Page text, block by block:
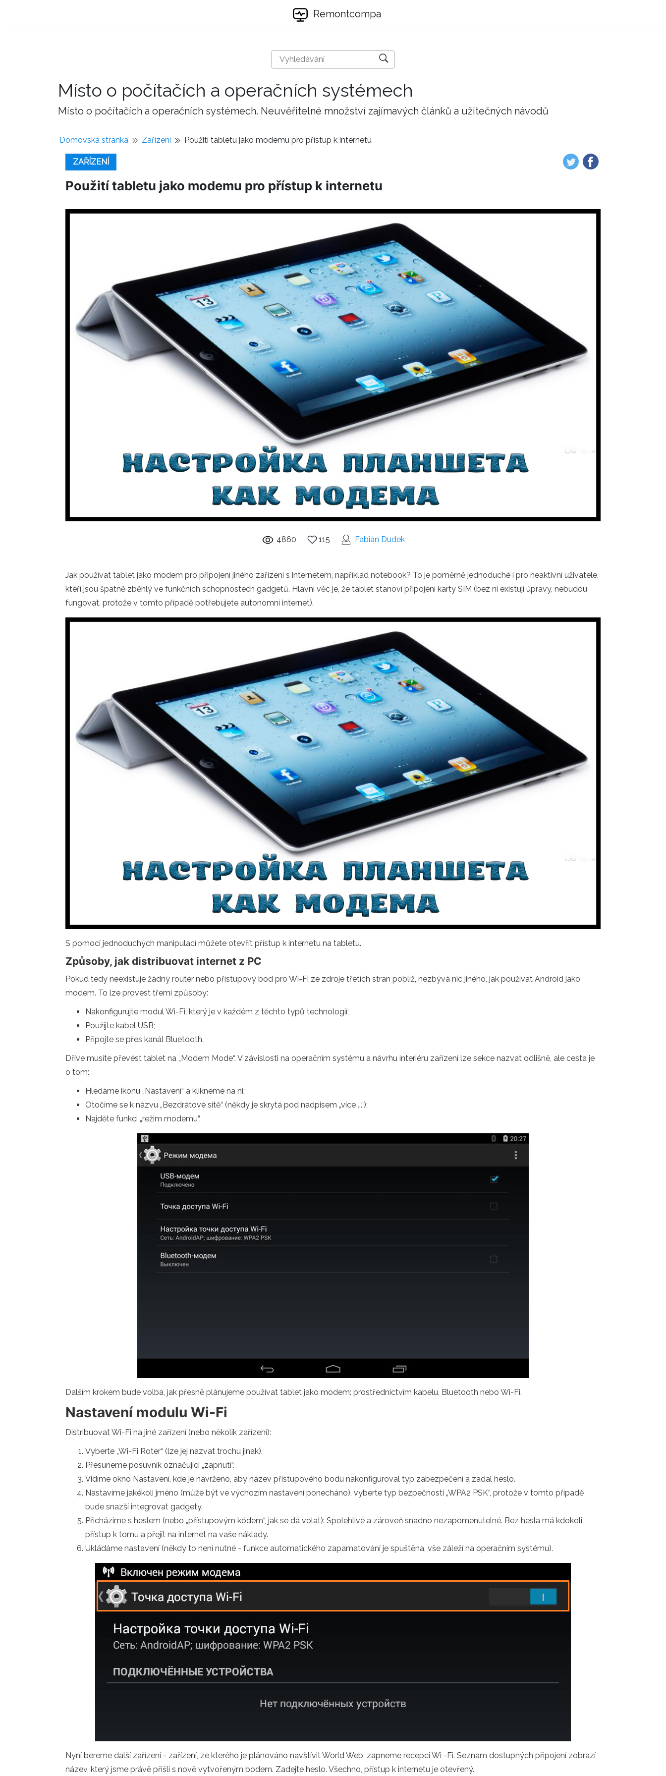
Remontcompa
Místo o počítačích a operačních systémech
Místo o počítačích a operačních systémech. Neuvěřitelné množství zajímavých článků a užitečných návodů
Domovská stránka Zařízení Použití tabletu jako modemu pro přístup k internetu
ZAŘÍZENÍ
Použití tabletu jako modemu pro přístup k internetu
4860 115 Fabián Dudek
Jak používat tablet jako modem pro připojení jiného zařízení s internetem, například notebook? To je poměrně jednoduché i pro neaktivní uživatele,
kteří jsou špatně zběhlý ve funkčních schopnostech gadgetů. Hlavní věc je, že tablet stanoví připojení karty SIM (bez ní existují úpravy, nebudou
fungovat, protože v tomto případě potřebujete autonomní internet).
S pomocí jednoduchých manipulací můžete otevřít přístup k internetu na tabletu.
Způsoby, jak distribuovat internet z PC
Pokud tedy neexistuje žádný router nebo přístupový bod pro Wi-Fi ze zdroje třetích stran poblíž, nezbývá nic jiného, ​​jak používat Android jako
modem. To lze provést třemi způsoby:
Nakonfigurujte modul Wi-Fi, který je v každém z těchto typů technologií;
Použijte kabel USB;
Připojte se přes kanál Bluetooth.
Dříve musíte převést tablet na „Modem Mode“. V závislosti na operačním systému a návrhu interiéru zařízení lze sekce nazvat odlišně, ale cesta je
o tom:
Hledáme ikonu „Nastavení“ a klikneme na ni;
Otočíme se k názvu „Bezdrátové sítě“ (někdy je skrytá pod nadpisem „více ...“);
Najděte funkci „režim modemu“.
Dalším krokem bude volba, jak přesně plánujeme používat tablet jako modem: prostřednictvím kabelu, Bluetooth nebo Wi-Fi.
Nastavení modulu Wi-Fi
Distribuovat Wi-Fi na jiné zařízení (nebo několik zařízení):
Vyberte „Wi-Fi Roter“ (lze jej nazvat trochu jinak).
Přesuneme posuvník označující „zapnutí“.
Vidíme okno Nastavení, kde je navrženo, aby název přístupového bodu nakonfiguroval typ zabezpečení a zadal heslo.
Nastavíme jakékoli jméno (může být ve výchozím nastavení ponecháno), vyberte typ bezpečnosti „WPA2 PSK“, protože v tomto případě
bude snazší integrovat gadgety.
Přicházíme s heslem (nebo „přístupovým kódem“, jak se dá volat): Spolehlivé a zároveň snadno nezapomenutelné. Bez hesla má kdokoli
přístup k tomu a přejít na internet na vaše náklady.
Ukládáme nastavení (někdy to není nutné - funkce automatického zapamatování je spuštěna, vše záleží na operačním systému).
Nyní bereme další zařízení - zařízení, ze kterého je plánováno navštívit World Web, zapneme recepci Wi -Fi. Seznam dostupných připojení zobrazí
název, který jsme právě přišli s nově vytvořeným bodem. Zadejte heslo. Všechno, přístup k internetu je otevřený.